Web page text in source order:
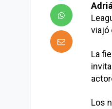
viajó
La
Los